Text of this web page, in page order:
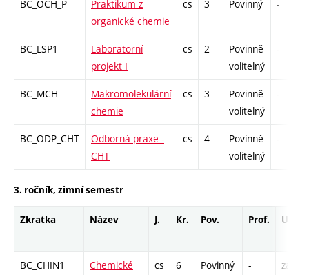
BC_OCH_P
Praktikum z
organické chemie
cs 3 Povinný -
BC_LSP1
Laboratorní
projekt I
cs 2
Povinně
volitelný
-
BC_MCH
Makromolekulární
chemie
cs 3
Povinně
volitelný
-
BC_ODP_CHT
Odborná praxe -
CHT
cs 4
Povinně
volitelný
-
3. ročník, zimní semestr
Zkratka Název J. Kr. Pov. Prof. Uk.
BC_CHIN1
Chemické
cs 6 Povinný - zá,zk